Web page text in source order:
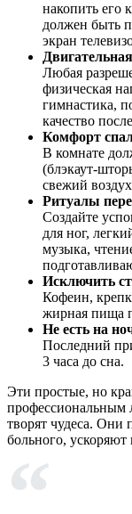
накопить его
должен быть
экран
Любая
физическая
гимнастика,
качество
Комфорт
В комнате
(блэкаут-
свежий
Ритуалы
Создайте
для ног,
музыка,
Исключить
Кофеин,
жирная пища
Не есть на
Последний
3 часа до сна.
Эти простые, но
профессиональным
творят чудеса. Они
больного, ускоряют